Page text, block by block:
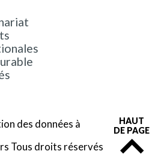
des données à
Tous droits réservés
HAUT
DE PAGE